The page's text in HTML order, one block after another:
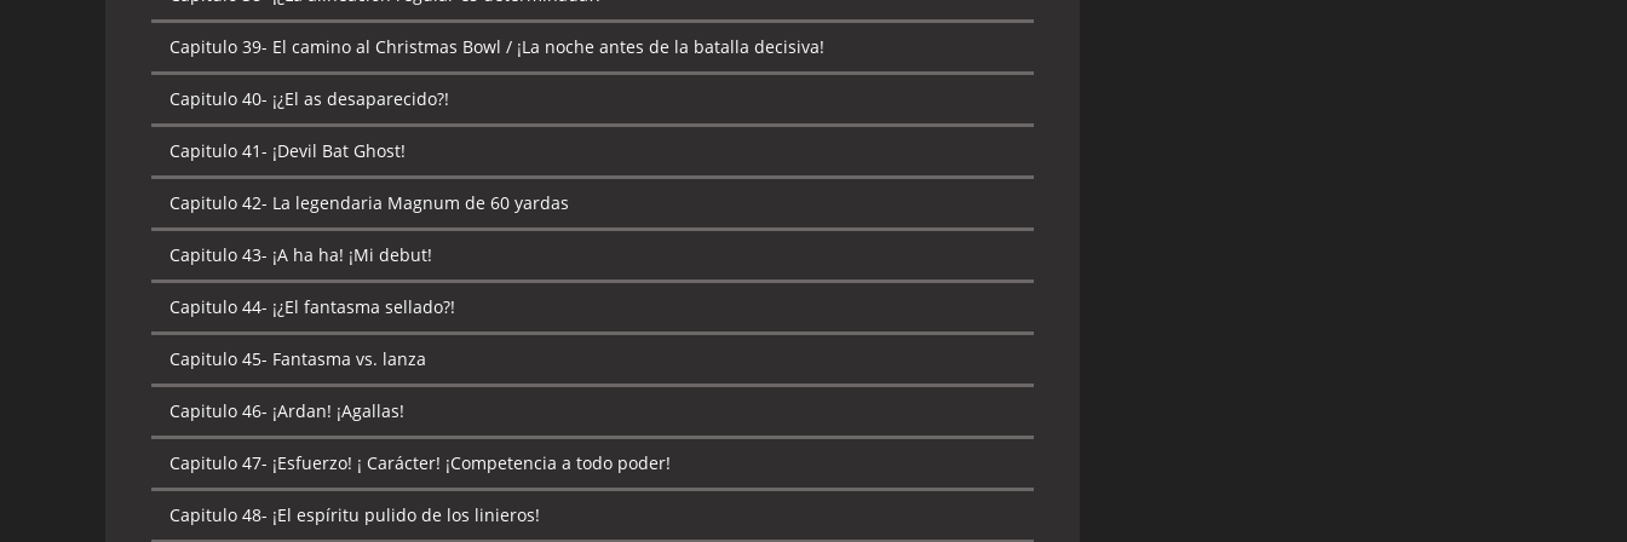
Capitulo 39- El camino al Christmas Bowl / ¡La noche antes de la batalla decisiva!
Capitulo 40- ¡¿El as desaparecido?!
Capitulo 41- ¡Devil Bat Ghost!
Capitulo 42- La legendaria Magnum de 60 yardas
Capitulo 43- ¡A ha ha! ¡Mi debut!
Capitulo 44- ¡¿El fantasma sellado?!
Capitulo 45- Fantasma vs. lanza
Capitulo 46- ¡Ardan! ¡Agallas!
Capitulo 47- ¡Esfuerzo! ¡ Carácter! ¡Competencia a todo poder!
Capitulo 48- ¡El espíritu pulido de los linieros!